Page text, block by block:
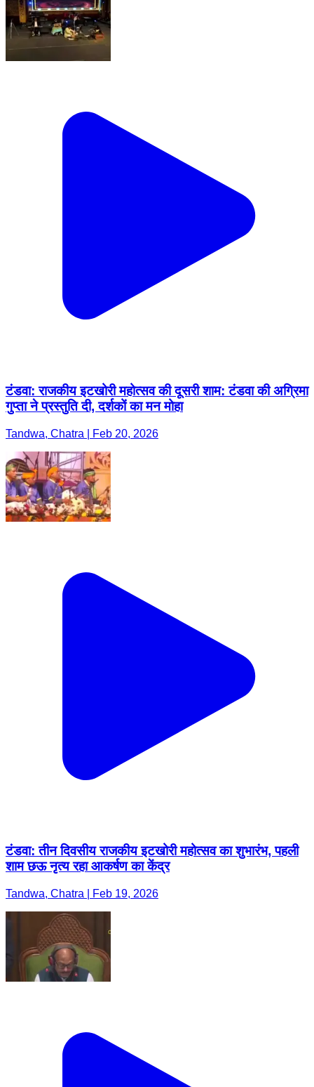
टंडवा: राजकीय इटखोरी महोत्सव की दूसरी शाम: टंडवा की अग्रिमा
गुप्ता ने प्रस्तुति दी, दर्शकों का मन मोहा
Tandwa, Chatra | Feb 20, 2026
टंडवा: तीन दिवसीय राजकीय इटखोरी महोत्सव का शुभारंभ, पहली
शाम छऊ नृत्य रहा आकर्षण का केंद्र
Tandwa, Chatra | Feb 19, 2026